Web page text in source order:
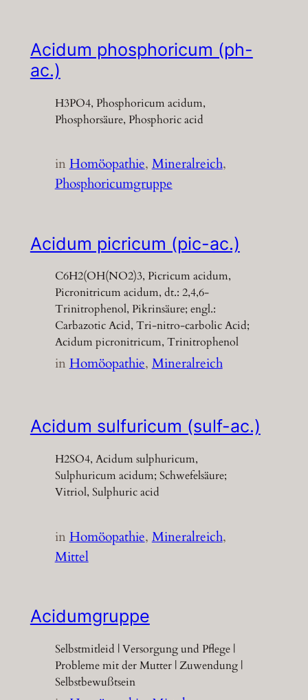
Acidum phosphoricum (ph-
ac.)
H3PO4, Phosphoricum acidum,
Phosphorsäure, Phosphoric acid
inHomöopathie, Mineralreich
Phosphoricumgruppe
Acidum picricum (pic-ac.)
C6H2(OH(NO2)3, Picricum acidum,
Picronitricum acidum, dt.: 2,4,6-
Trinitrophenol, Pikrinsäure; engl.:
Carbazotic Acid, Tri-nitro-carbolic Acid;
Acidum picronitricum, Trinitrophenol
inHomöopathie, Mineralreich
Acidum sulfuricum (sulf-ac.)
H2SO4, Acidum sulphuricum,
Sulphuricum acidum; Schwefelsäure;
Vitriol, Sulphuric acid
inHomöopathie, Mineralreich
Mittel
Acidumgruppe
Selbstmitleid | Versorgung und Pflege |
Probleme mit der Mutter | Zuwendung |
Selbstbewußtsein